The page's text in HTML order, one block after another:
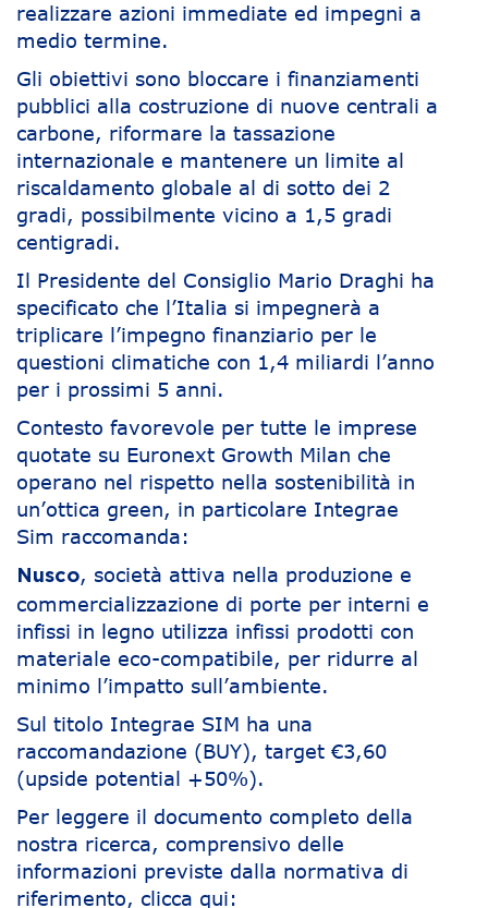
realizzare azioni immediate ed impegni a
medio termine.
Gli obiettivi sono bloccare i finanziamenti
pubblici alla costruzione di nuove centrali a
carbone, riformare la tassazione
internazionale e mantenere un limite al
riscaldamento globale al di sotto dei 2
gradi, possibilmente vicino a 1,5 gradi
centigradi.
Il Presidente del Consiglio Mario Draghi ha
specificato che l’Italia si impegnerà a
triplicare l’impegno finanziario per le
questioni climatiche con 1,4 miliardi l’anno
per i prossimi 5 anni.
Contesto favorevole per tutte le imprese
quotate su Euronext Growth Milan che
operano nel rispetto nella sostenibilità in
un’ottica green, in particolare Integrae
Sim raccomanda:
Nusco, società attiva nella produzione e
commercializzazione di porte per interni e
infissi in legno utilizza infissi prodotti con
materiale eco-compatibile, per ridurre al
minimo l’impatto sull’ambiente.
Sul titolo Integrae SIM ha una
raccomandazione (BUY), target €3,60
(upside potential +50%).
Per leggere il documento completo della
nostra ricerca, comprensivo delle
informazioni previste dalla normativa di
riferimento, clicca qui: